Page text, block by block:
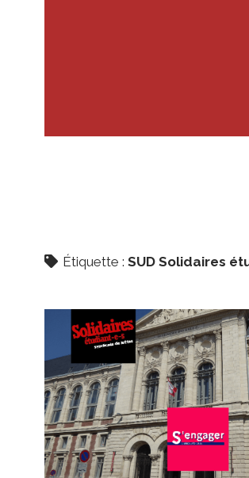
Étiquette : SUD Solidaires